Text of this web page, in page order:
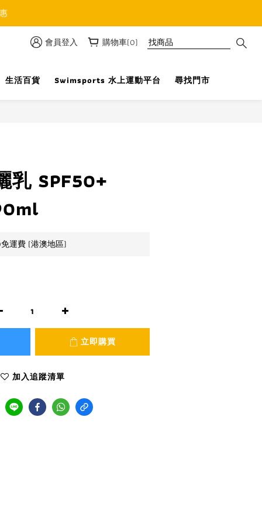
會員登入 購物車(0)
生活百貨 Swimsports 水上運動平台 尋找門市
乳 SPF50+
運費 (港澳地區)
立即購買
加入追蹤清單